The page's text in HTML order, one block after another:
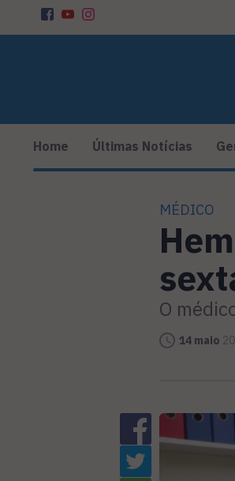
Home Últimas Notícias
MÉDICO
O
14 maio